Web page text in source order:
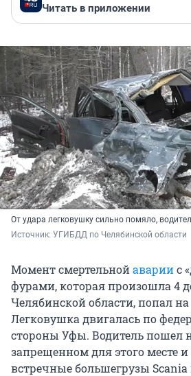
Читать в приложении
От удара легковушку сильно помяло,
Источник: УГИБДД по Челябинской области
Момент смертельнойавариис
фурами, которая произошла 4
Челябинской области, попал на
Легковушка двигалась по
стороны Уфы. Водитель пошел
запрещенном для этого месте и
встречные большегрузы Scania